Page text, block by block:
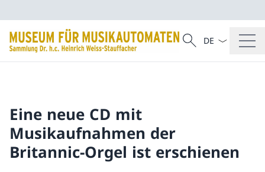
Suche
Suche
Sprach
Eine neue CD mit
Musikaufnahmen der
Britannic-Orgel ist erschienen